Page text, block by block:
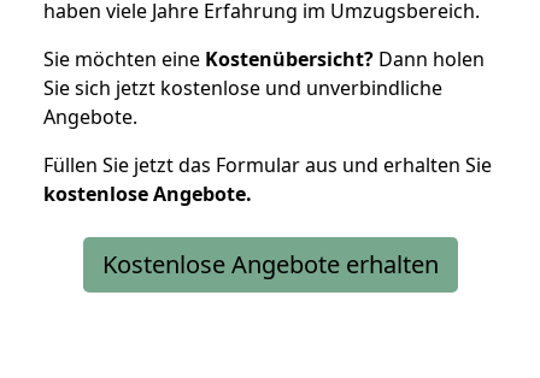
haben viele Jahre Erfahrung im Umzugsbereich.
Sie möchten eine Kostenübersicht? Dann holen
Sie sich jetzt kostenlose und unverbindliche
Angebote.
Füllen Sie jetzt das Formular aus und erhalten Sie
kostenloseAngebote.
Kostenlose Angebote erhalten